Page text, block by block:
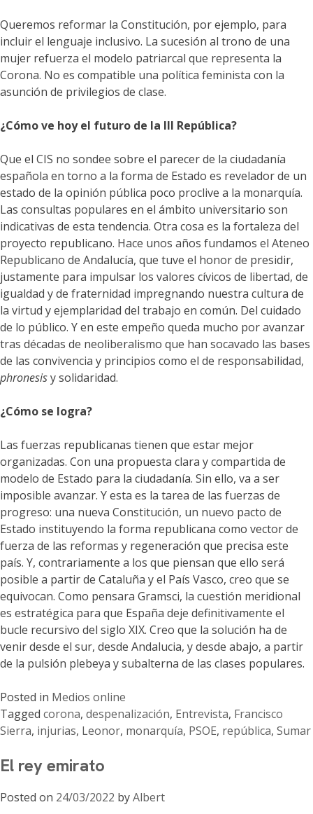
Queremos reformar la Constitución, por ejemplo, para
incluir el lenguaje inclusivo. La sucesión al trono de una
mujer refuerza el modelo patriarcal que representa la
Corona. No es compatible una política feminista con la
asunción de privilegios de clase.
¿Cómo ve hoy el futuro de la III República?
Que el CIS no sondee sobre el parecer de la ciudadanía
española en torno a la forma de Estado es revelador de un
estado de la opinión pública poco proclive a la monarquía.
Las consultas populares en el ámbito universitario son
indicativas de esta tendencia. Otra cosa es la fortaleza del
proyecto republicano. Hace unos años fundamos el Ateneo
Republicano de Andalucía, que tuve el honor de presidir,
justamente para impulsar los valores cívicos de libertad, de
igualdad y de fraternidad impregnando nuestra cultura de
la virtud y ejemplaridad del trabajo en común. Del cuidado
de lo público. Y en este empeño queda mucho por avanzar
tras décadas de neoliberalismo que han socavado las bases
de las convivencia y principios como el de responsabilidad,
phronesisy solidaridad.
¿Cómo se logra?
Las fuerzas republicanas tienen que estar mejor
organizadas. Con una propuesta clara y compartida de
modelo de Estado para la ciudadanía. Sin ello, va a ser
imposible avanzar. Y esta es la tarea de las fuerzas de
progreso: una nueva Constitución, un nuevo pacto de
Estado instituyendo la forma republicana como vector de
fuerza de las reformas y regeneración que precisa este
país. Y, contrariamente a los que piensan que ello será
posible a partir de Cataluña y el País Vasco, creo que se
equivocan. Como pensara Gramsci, la cuestión meridional
es estratégica para que España deje definitivamente el
bucle recursivo del siglo XIX. Creo que la solución ha de
venir desde el sur, desde Andalucia, y desde abajo, a partir
de la pulsión plebeya y subalterna de las clases populares.
Posted in Medios online
Tagged corona, despenalización, Entrevista, Francisco
Sierra, injurias, Leonor, monarquía, PSOE, república, Sumar
El rey emirato
Posted on 24/03/2022 byAlbert